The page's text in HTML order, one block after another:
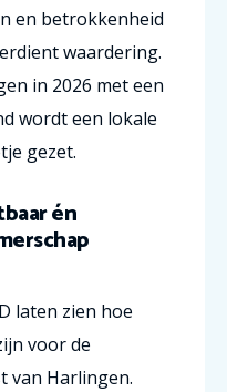
en betrokkenheid
waardering.
in 2026 met een
wordt een lokale
gezet.
én
laten zien hoe
voor de
van Harlingen.